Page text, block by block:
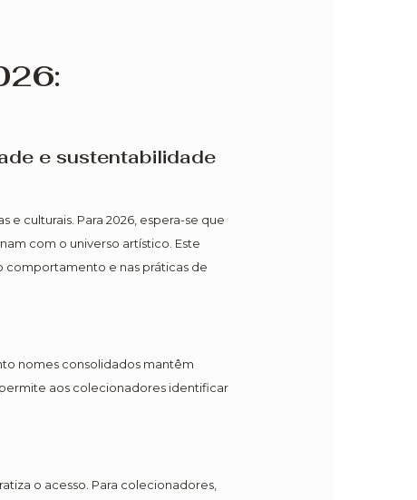
e sustentabilidade
culturais. Para 2026, espera-se que
com o universo artístico. Este
e nas práticas de
nomes consolidados mantêm
aos colecionadores identificar
o acesso. Para colecionadores,